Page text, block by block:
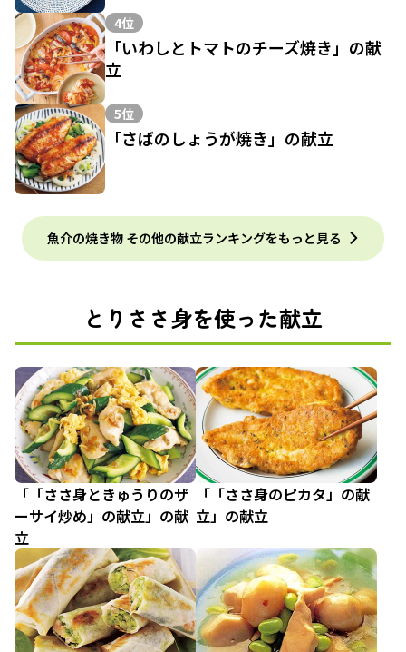
4位
「いわしとトマトのチーズ焼き」の献
立
5位
「さばのしょうが焼き」の献立
魚介の焼き物 その他の献立ランキングをもっと見る
とりささ身を使った献立
「「ささ身ときゅうりのザ
ーサイ炒め」の献立」の献
立
「「ささ身のピカタ」の献
立」の献立